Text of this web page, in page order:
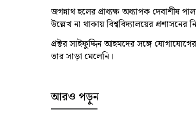
জগন্নাথ হলের প্রাধ্যক্ষ অধ্যাপক দেবাশীষ
উল্লেখ না থাকায় বিশ্ববিদ্যালয়ের প্রশাসনের
প্রক্টর সাইফুদ্দিন আহমদের সঙ্গে
তার সাড়া মেলেনি।
আরও পড়ুন